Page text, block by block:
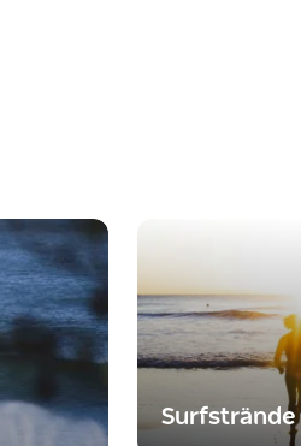
Surfstrände